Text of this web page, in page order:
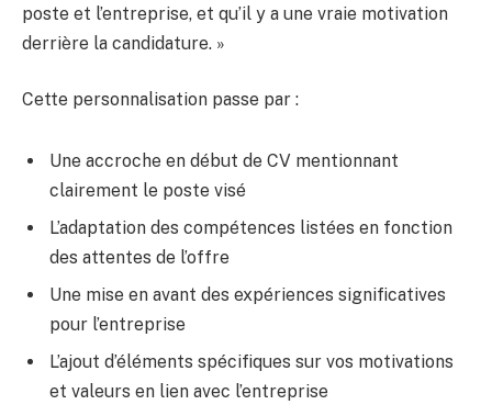
poste et l’entreprise, et qu’il y a une vraie motivation
derrière la candidature. »
Cette personnalisation passe par :
Une accroche en début de CV mentionnant
clairement le poste visé
L’adaptation des compétences listées en fonction
des attentes de l’offre
Une mise en avant des expériences significatives
pour l’entreprise
L’ajout d’éléments spécifiques sur vos motivations
et valeurs en lien avec l’entreprise